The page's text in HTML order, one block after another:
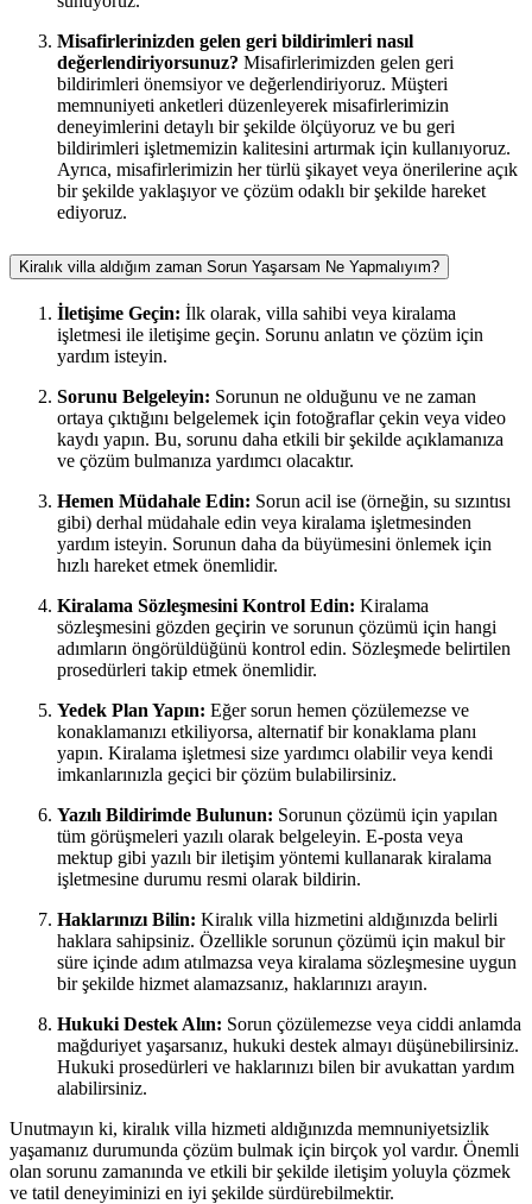
Misafirlerinizden gelen geri bildirimleri nasıl
değerlendiriyorsunuz? Misafirlerimizden gelen geri
bildirimleri önemsiyor ve değerlendiriyoruz. Müşteri
memnuniyeti anketleri düzenleyerek misafirlerimizin
deneyimlerini detaylı bir şekilde ölçüyoruz ve bu geri
bildirimleri işletmemizin kalitesini artırmak için kullanıyoruz.
Ayrıca, misafirlerimizin her türlü şikayet veya önerilerine açık
bir şekilde yaklaşıyor ve çözüm odaklı bir şekilde hareket
ediyoruz.
Kiralık villa aldığım zaman Sorun Yaşarsam Ne Yapmalıyım?
İletişime Geçin: İlk olarak, villa sahibi veya kiralama
işletmesi ile iletişime geçin. Sorunu anlatın ve çözüm için
yardım isteyin.
Sorunu Belgeleyin: Sorunun ne olduğunu ve ne zaman
ortaya çıktığını belgelemek için fotoğraflar çekin veya video
kaydı yapın. Bu, sorunu daha etkili bir şekilde açıklamanıza
ve çözüm bulmanıza yardımcı olacaktır.
Hemen Müdahale Edin: Sorun acil ise (örneğin, su sızıntısı
gibi) derhal müdahale edin veya kiralama işletmesinden
yardım isteyin. Sorunun daha da büyümesini önlemek için
hızlı hareket etmek önemlidir.
Kiralama Sözleşmesini Kontrol Edin: Kiralama
sözleşmesini gözden geçirin ve sorunun çözümü için hangi
adımların öngörüldüğünü kontrol edin. Sözleşmede belirtilen
prosedürleri takip etmek önemlidir.
Yedek Plan Yapın: Eğer sorun hemen çözülemezse ve
konaklamanızı etkiliyorsa, alternatif bir konaklama planı
yapın. Kiralama işletmesi size yardımcı olabilir veya kendi
imkanlarınızla geçici bir çözüm bulabilirsiniz.
Yazılı Bildirimde Bulunun: Sorunun çözümü için yapılan
tüm görüşmeleri yazılı olarak belgeleyin. E-posta veya
mektup gibi yazılı bir iletişim yöntemi kullanarak kiralama
işletmesine durumu resmi olarak bildirin.
Haklarınızı Bilin: Kiralık villa hizmetini aldığınızda belirli
haklara sahipsiniz. Özellikle sorunun çözümü için makul bir
süre içinde adım atılmazsa veya kiralama sözleşmesine uygun
bir şekilde hizmet alamazsanız, haklarınızı arayın.
Hukuki Destek Alın: Sorun çözülemezse veya ciddi anlamda
mağduriyet yaşarsanız, hukuki destek almayı düşünebilirsiniz.
Hukuki prosedürleri ve haklarınızı bilen bir avukattan yardım
alabilirsiniz.
Unutmayın ki, kiralık villa hizmeti aldığınızda memnuniyetsizlik
yaşamanız durumunda çözüm bulmak için birçok yol vardır. Önemli
olan sorunu zamanında ve etkili bir şekilde iletişim yoluyla çözmek
ve tatil deneyiminizi en iyi şekilde sürdürebilmektir.